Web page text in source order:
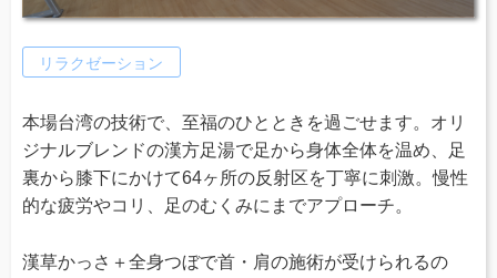
リラクゼーション
本場台湾の技術で、至福のひとときを過ごせます。オリ
ジナルブレンドの漢方足湯で足から身体全体を温め、足
裏から膝下にかけて64ヶ所の反射区を丁寧に刺激。慢性
的な疲労やコリ、足のむくみにまでアプローチ。
漢草かっさ＋全身つぼで首・肩の施術が受けられるの